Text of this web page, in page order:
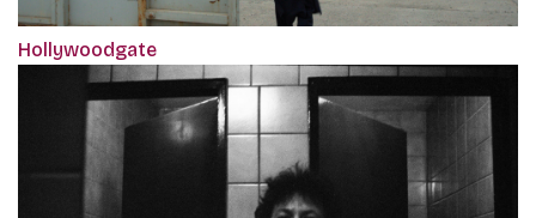
Hollywoodgate